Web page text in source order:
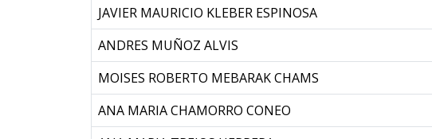
JAVIER MAURICIO KLEBER ESPINOSA
ANDRES MUÑOZ ALVIS
MOISES ROBERTO MEBARAK CHAMS
ANA MARIA CHAMORRO CONEO